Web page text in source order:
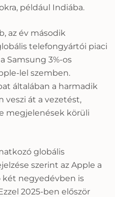
például Indiába.
az év második
telefongyártói piaci
Samsung 3%-os
lel szemben.
általában a harmadik
veszi át a vezetést,
megjelenések körüli
globális
szerint az Apple a
két negyedévben is
2025-ben először